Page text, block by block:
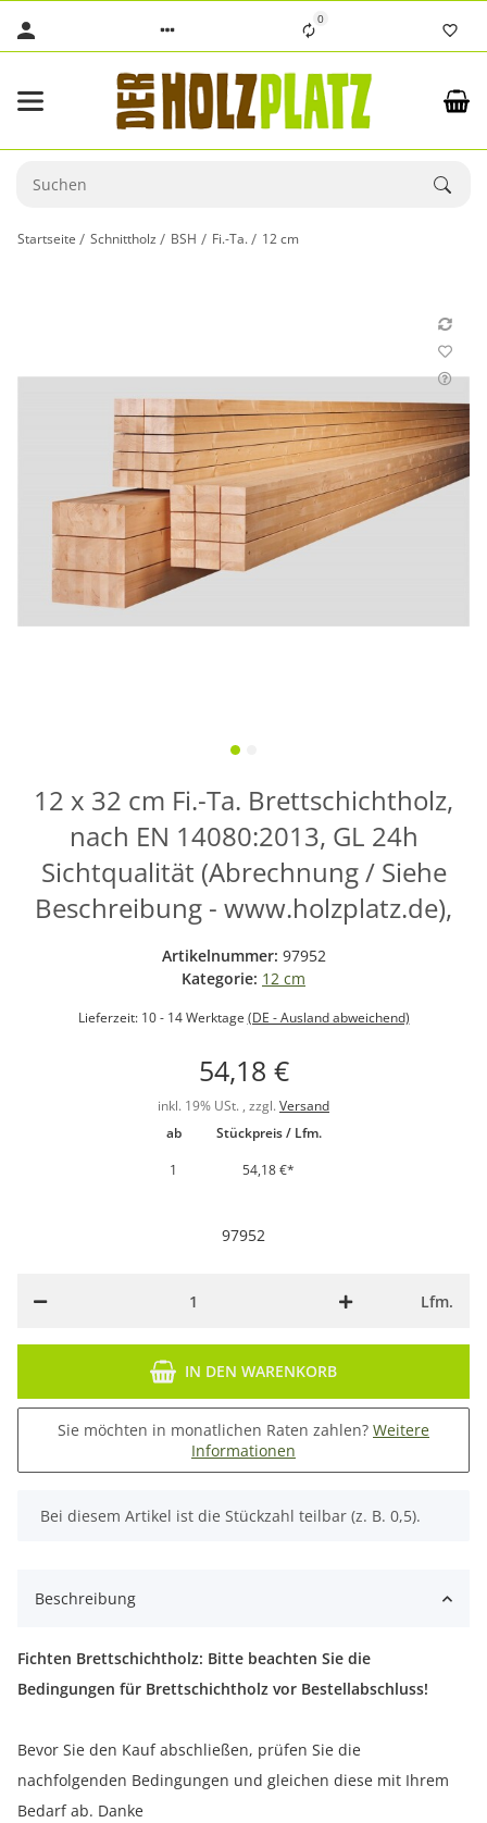
0
Startseite Schnittholz BSH Fi.-Ta. 12 cm
12 x 32 cm Fi.-Ta. Brettschichtholz,
nach EN 14080:2013, GL 24h
Sichtqualität (Abrechnung / Siehe
Beschreibung - www.holzplatz.de),
Artikelnummer: 97952
Kategorie: 12 cm
Lieferzeit: 10 - 14 Werktage (DE - Ausland abweichend)
54,18 €
inkl. 19% USt. , zzgl. Versand
ab
Stückpreis / Lfm.
1
54,18 €*
97952
Lfm.
IN DEN WARENKORB
Sie möchten in monatlichen Raten zahlen? Weitere
Informationen
x
Bei diesem Artikel ist die Stückzahl teilbar (z. B. 0,5).
Beschreibung
Fichten Brettschichtholz: Bitte beachten Sie die
Bedingungen für Brettschichtholz vor Bestellabschluss!
Bevor Sie den Kauf abschließen, prüfen Sie die
nachfolgenden Bedingungen und gleichen diese mit Ihrem
Bedarf ab. Danke